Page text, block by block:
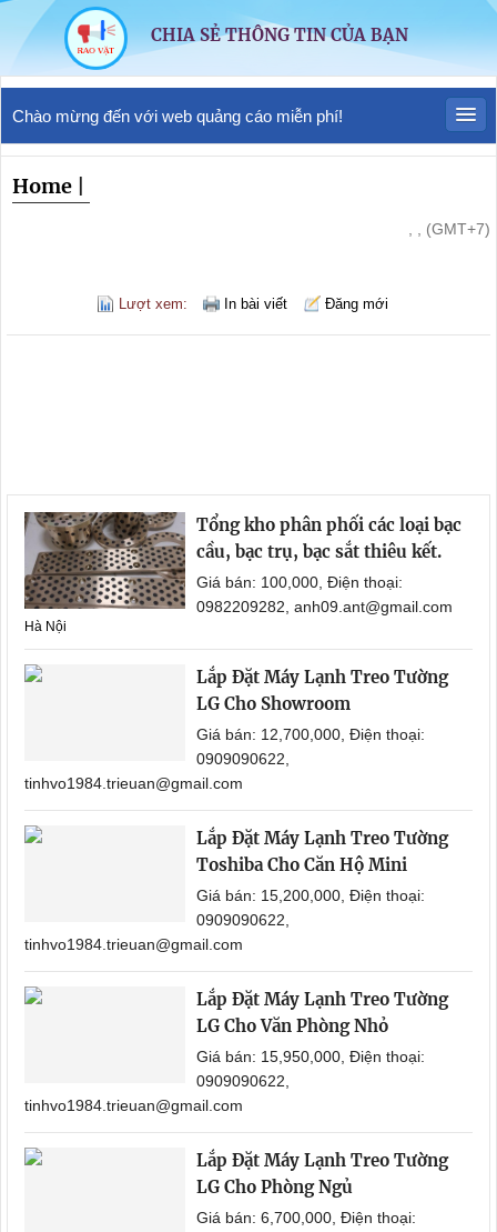
CHIA SẺ THÔNG TIN CỦA BẠN
Chào mừng đến với web quảng cáo miễn phí!
Home
, , (GMT+7)
Lượt xem: In bài viết Đăng mới
Tổng kho phân phối các loại bạc
cầu, bạc trụ, bạc sắt thiêu kết.
Giá bán: 100,000, Điện thoại:
0982209282, anh09.ant@gmail.com
Hà Nội
Lắp Đặt Máy Lạnh Treo Tường
LG Cho Showroom
Giá bán: 12,700,000, Điện thoại:
0909090622,
tinhvo1984.trieuan@gmail.com
Lắp Đặt Máy Lạnh Treo Tường
Toshiba Cho Căn Hộ Mini
Giá bán: 15,200,000, Điện thoại:
0909090622,
tinhvo1984.trieuan@gmail.com
Lắp Đặt Máy Lạnh Treo Tường
LG Cho Văn Phòng Nhỏ
Giá bán: 15,950,000, Điện thoại:
0909090622,
tinhvo1984.trieuan@gmail.com
Lắp Đặt Máy Lạnh Treo Tường
LG Cho Phòng Ngủ
Giá bán: 6,700,000, Điện thoại: